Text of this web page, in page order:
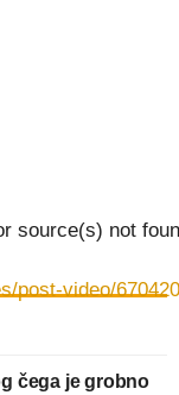
source(s) not
video/
čega je grobno